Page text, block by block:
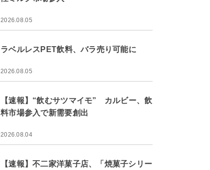
2026.08.05
ラベルレスPET飲料、バラ売り可能に
2026.08.05
【速報】“飲むサツマイモ” カルビー、飲
料市場参入で新需要創出
2026.08.04
【速報】不二家洋菓子店、「焼菓子シリー